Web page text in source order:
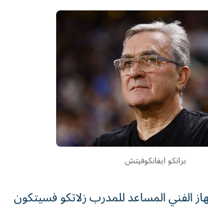
برانكو ايفانكوفيتش
الفني المساعد للمدرب زلاتكو فسيتكون